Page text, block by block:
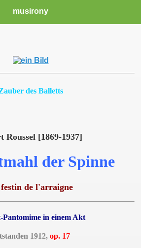
musirony
des Balletts
Roussel [1869-1937]
der Spinne
de l'arraigne
Pantomime in einem Akt
1912, op. 17